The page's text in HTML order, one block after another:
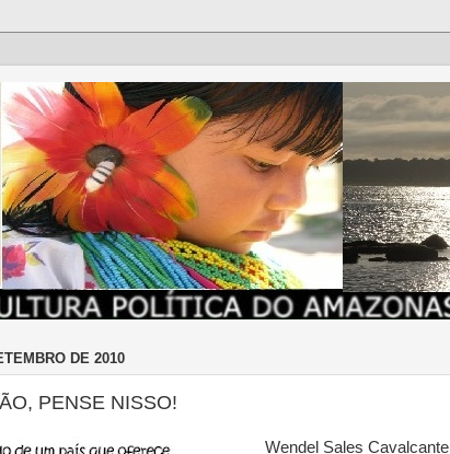
DE 2010
PENSE NISSO!
Wendel Sales Cavalcante